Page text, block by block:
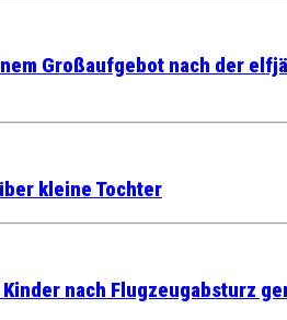
Großaufgebot nach der
kleine Tochter
Kinder nach Flugzeugabsturz